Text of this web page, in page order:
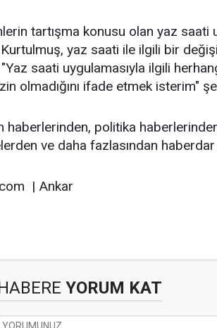
tartışma konusu olan yaz saati
yaz saati ile ilgili bir
saati uygulamasıyla ilgili
olmadığını ifade etmek isterim"
haberlerinden, politika
ve daha fazlasından
| Ankar
YORUM KAT